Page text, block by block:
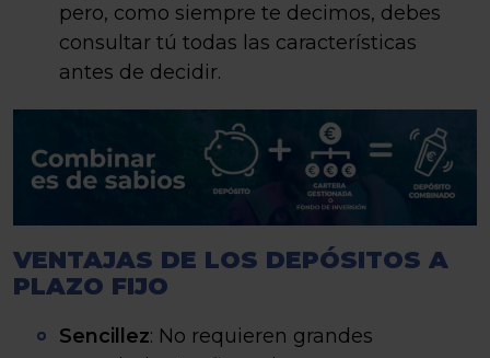
pero, como siempre te decimos, debes
consultar tú todas las características
antes de decidir.
VENTAJAS DE LOS DEPÓSITOS A
PLAZO FIJO
Sencillez: No requieren grandes